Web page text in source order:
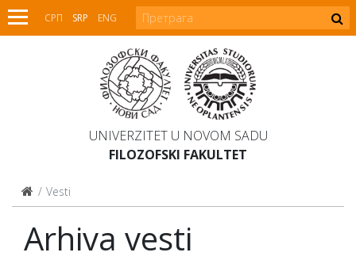
СРП SRP ENG
UNIVERZITET U NOVOM SADU
FILOZOFSKI FAKULTET
Vesti
Arhiva vesti